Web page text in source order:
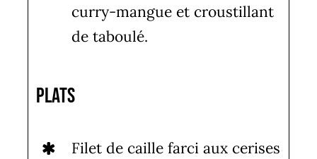
curry-mangue et croustillant
de taboulé.
Plats
Filet de caille farci aux cerises